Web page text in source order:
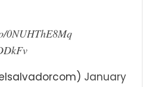
0NUHThE8Mq
January